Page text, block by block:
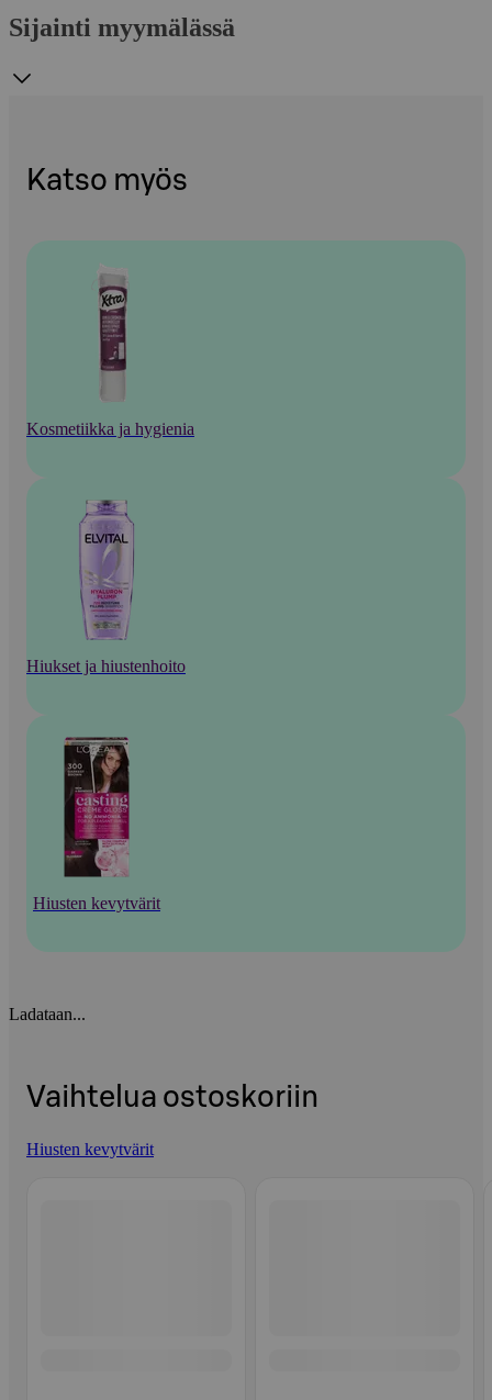
Sijainti myymälässä
Katso myös
Kosmetiikka ja hygienia
Hiukset ja hiustenhoito
Hiusten kevytvärit
Ladataan...
Vaihtelua ostoskoriin
Hiusten kevytvärit